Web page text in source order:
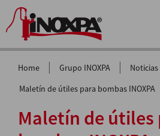
Home | Grupo INOXPA | Noticias
Maletín de útiles para bombas INOXPA
Maletín de útiles